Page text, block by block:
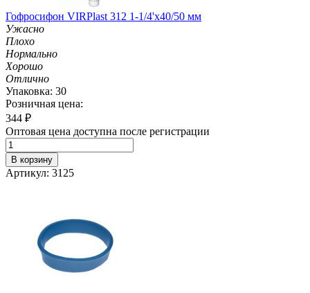
Гофросифон VIRPlast 312 1-1/4'х40/50 мм
Ужасно
Плохо
Нормально
Хорошо
Отлично
Упаковка: 30
Розничная цена:
344 ₽
Оптовая цена доступна после регистрации
В корзину
Артикул: 3125